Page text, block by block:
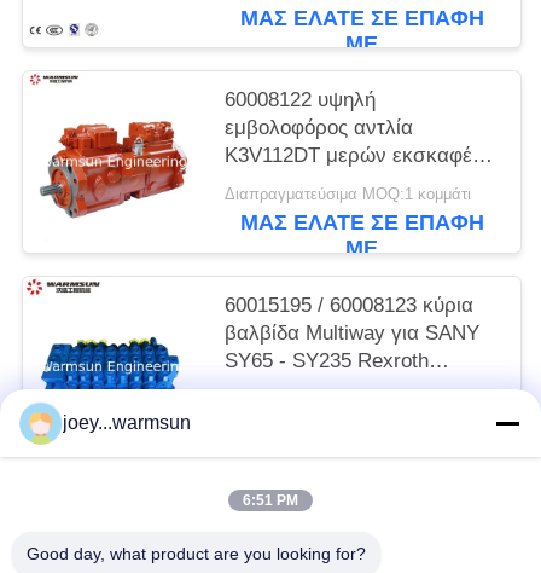
ΜΑΣ ΕΛΆΤΕ ΣΕ ΕΠΑΦΉ
ΜΕ
60008122 υψηλή
εμβολοφόρος αντλία
K3V112DT μερών εκσκαφέων
υδραυλική
Διαπραγματεύσιμα MOQ:1 κομμάτι
ΜΑΣ ΕΛΆΤΕ ΣΕ ΕΠΑΦΉ
ΜΕ
60015195 / 60008123 κύρια
βαλβίδα Multiway για SANY
SY65 - SY235 Rexroth
HUSCO
ΜΕ
joey...warmsun
6:51 PM
Good day, what product are you looking for?